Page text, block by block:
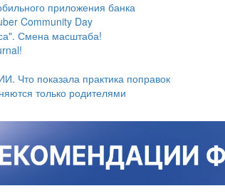
приложения банка
Community Day
Смена масштаба!
Что показала практика поправок
только родителями